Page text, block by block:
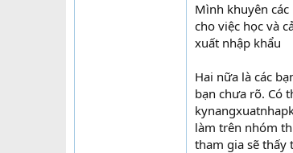
Mình khuyên
cho việc học và
xuất nhập khẩu
Hai nữa là các
bạn chưa rõ. Có
làm trên nhóm
tham gia sẽ thấy